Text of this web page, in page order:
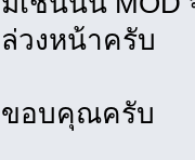
ล่วงหน้าครับ
ขอบคุณครับ